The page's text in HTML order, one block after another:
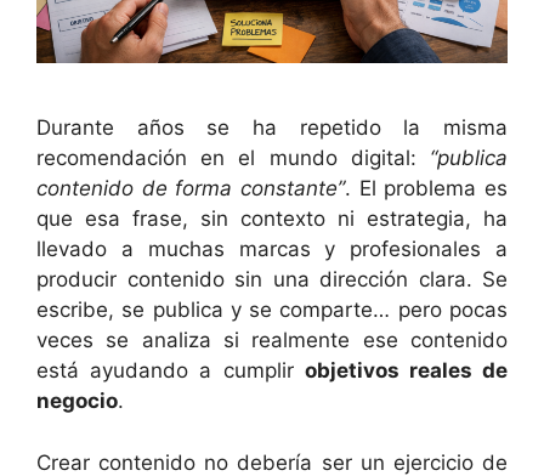
Durante años se ha repetido la misma
recomendación en el mundo digital: “publica
contenido de forma constante”. El problema es
que esa frase, sin contexto ni estrategia, ha
llevado a muchas marcas y profesionales a
producir contenido sin una dirección clara. Se
escribe, se publica y se comparte… pero pocas
veces se analiza si realmente ese contenido
está ayudando a cumplir objetivos reales de
negocio.
Crear contenido no debería ser un ejercicio de